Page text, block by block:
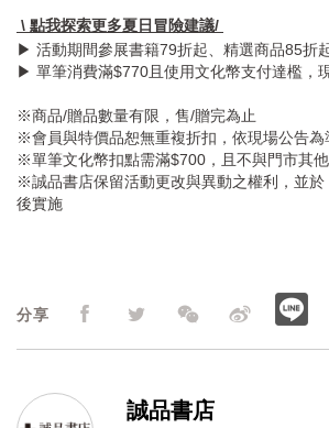
\ 點我探索更多夏日 冒險建議/
▶ 活動期間參展書籍79折起、精選商品85折
▶ 單筆消費滿$770且使用文化幣支付達檻，
※商品/贈品數量有限，售/贈完為止
※會員與特價品恕無重複折扣，依現場公告為
※單筆文化幣扣點需滿$700，且不與門市其
※誠品書店保留活動更改與異動之權利，並
後實施
分享
誠品書店